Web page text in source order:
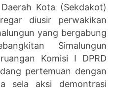
Kota (Sekdakot)
diusir perwakikan
yang bergabung
Simalungun
Komisi I DPRD
pertemuan dengan
sela aksi demontrasi